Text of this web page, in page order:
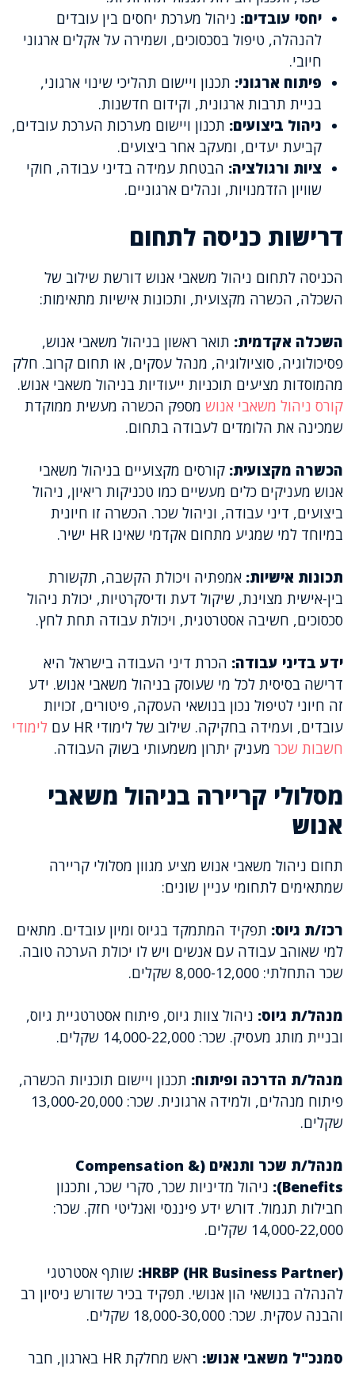
יחסי עובדים: ניהול מערכת יחסים בין עובדים
להנהלה, טיפול בסכסוכים, ושמירה על אקלים ארגוני
חיובי.
פיתוח ארגוני: תכנון ויישום תהליכי שינוי ארגוני,
בניית תרבות ארגונית, וקידום חדשנות.
ניהול ביצועים: תכנון ויישום מערכות הערכת עובדים,
קביעת יעדים, ומעקב אחר ביצועים.
ציות ורגולציה: הבטחת עמידה בדיני עבודה, חוקי
שוויון הזדמנויות, ונהלים ארגוניים.
דרישות כניסה לתחום
הכניסה לתחום ניהול משאבי אנוש דורשת שילוב של
השכלה, הכשרה מקצועית, ותכונות אישיות מתאימות:
השכלה אקדמית: תואר ראשון בניהול משאבי אנוש,
פסיכולוגיה, סוציולוגיה, מנהל עסקים, או תחום קרוב. חלק
מהמוסדות מציעים תוכניות ייעודיות בניהול משאבי אנוש.
קורס ניהול משאבי אנוש מספק הכשרה מעשית ממוקדת
שמכינה את הלומדים לעבודה בתחום.
הכשרה מקצועית: קורסים מקצועיים בניהול משאבי
אנוש מעניקים כלים מעשיים כמו טכניקות ריאיון, ניהול
ביצועים, דיני עבודה, וניהול שכר. הכשרה זו חיונית
במיוחד למי שמגיע מתחום אקדמי שאינו HR ישיר.
תכונות אישיות: אמפתיה ויכולת הקשבה, תקשורת
בין-אישית מצוינת, שיקול דעת ודיסקרטיות, יכולת ניהול
סכסוכים, חשיבה אסטרטגית, ויכולת עבודה תחת לחץ.
ידע בדיני עבודה: הכרת דיני העבודה בישראל היא
דרישה בסיסית לכל מי שעוסק בניהול משאבי אנוש. ידע
זה חיוני לטיפול נכון בנושאי העסקה, פיטורים, זכויות
עובדים, ועמידה בחקיקה. שילוב של לימודי HR עם
לימודי
חשבות שכר מעניק יתרון משמעותי בשוק העבודה.
מסלולי קריירה בניהול משאבי
אנוש
תחום ניהול משאבי אנוש מציע מגוון מסלולי קריירה
שמתאימים לתחומי עניין שונים:
רכז/ת גיוס: תפקיד המתמקד בגיוס ומיון עובדים. מתאים
למי שאוהב עבודה עם אנשים ויש לו יכולת הערכה טובה.
שכר התחלתי: 8,000-12,000 שקלים.
מנהל/ת גיוס: ניהול צוות גיוס, פיתוח אסטרטגיית גיוס,
ובניית מותג מעסיק. שכר: 14,000-22,000 שקלים.
מנהל/ת הדרכה ופיתוח: תכנון ויישום תוכניות הכשרה,
פיתוח מנהלים, ולמידה ארגונית. שכר: 13,000-20,000
שקלים.
מנהל/ת שכר ותנאים (Compensation &
Benefits):
ניהול מדיניות שכר, סקרי שכר, ותכנון
חבילות תגמול. דורש ידע פיננסי ואנליטי חזק. שכר:
14,000-22,000 שקלים.
HRBP (HR Business Partner): שותף אסטרטגי
להנהלה בנושאי הון אנושי. תפקיד בכיר שדורש ניסיון רב
והבנה עסקית. שכר: 18,000-30,000 שקלים.
סמנכ"ל משאבי אנוש:
ראש מחלקת HR בארגון, חבר